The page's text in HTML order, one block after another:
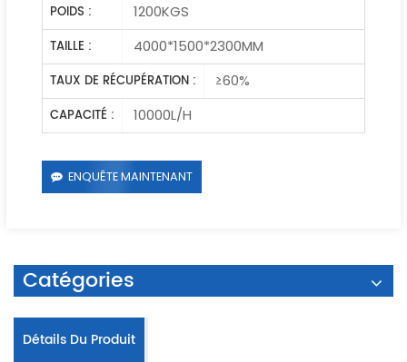
POIDS :
1200KGS
TAILLE :
4000*1500*2300MM
TAUX DE RÉCUPÉRATION :
≥60%
CAPACITÉ :
10000L/H
ENQUÊTE MAINTENANT
Catégories
Détails Du Produit